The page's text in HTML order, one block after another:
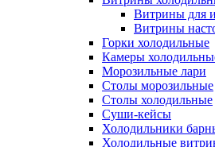
Витрины для
Витрины
Горки холодильные
Камеры
Морозильные лари
Столы морозильные
Столы холодильные
Суши-кейсы
Холодильники
Холодильные